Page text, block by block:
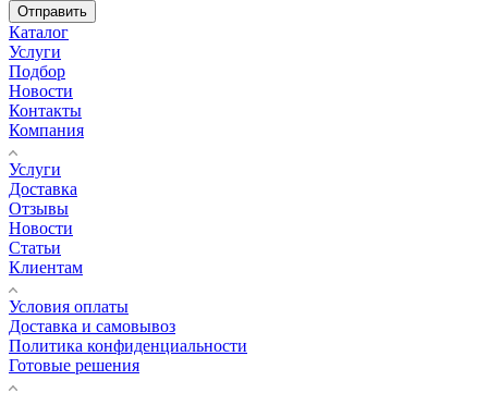
Отправить
Каталог
Услуги
Подбор
Новости
Контакты
Компания
Услуги
Доставка
Отзывы
Новости
Статьи
Клиентам
Условия оплаты
Доставка и самовывоз
Политика конфиденциальности
Готовые решения